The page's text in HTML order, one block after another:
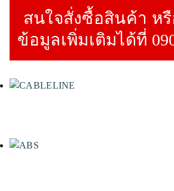
สนใจสั่งซื้อสินค้า ห
ข้อมูลเพิ่มเติมได้ที่